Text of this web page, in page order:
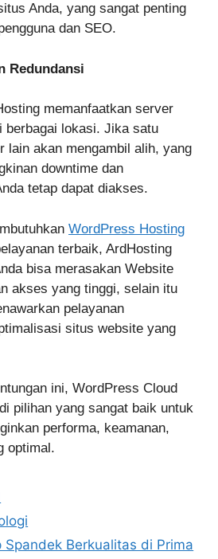
Anda, yang sangat penting
dan SEO.
Redundansi
memanfaatkan server
berbagai lokasi. Jika satu
lain akan mengambil alih, yang
downtime dan
tetap dapat diakses.
WordPress Hosting
terbaik, ArdHosting
bisa merasakan Website
akses yang tinggi, selain itu
pelayanan
situs website yang
ini, WordPress Cloud
pilihan yang sangat baik untuk
performa, keamanan,
optimal.
Spandek Berkualitas di Prima